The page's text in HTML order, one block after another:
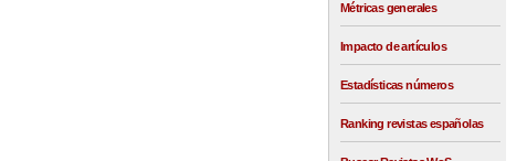
Métricas generales
Impacto de artículos
Estadísticas números
Ranking revistas españolas